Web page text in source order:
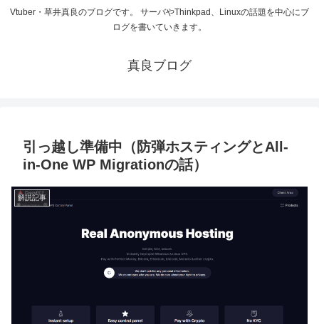
Vtuber・草井真良のブログです。 サーバやThinkpad、Linuxの話題を中心にブ
ログを書いていきます。
真良ブログ
引っ越し準備中（防弾ホスティングとAll-
in-One WP Migrationの話）
解説記事